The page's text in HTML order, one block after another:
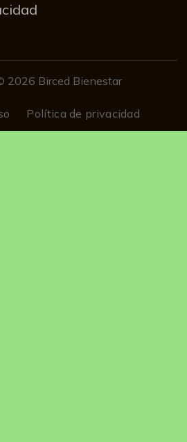
2026 Birced Bienestar
Política de privacidad